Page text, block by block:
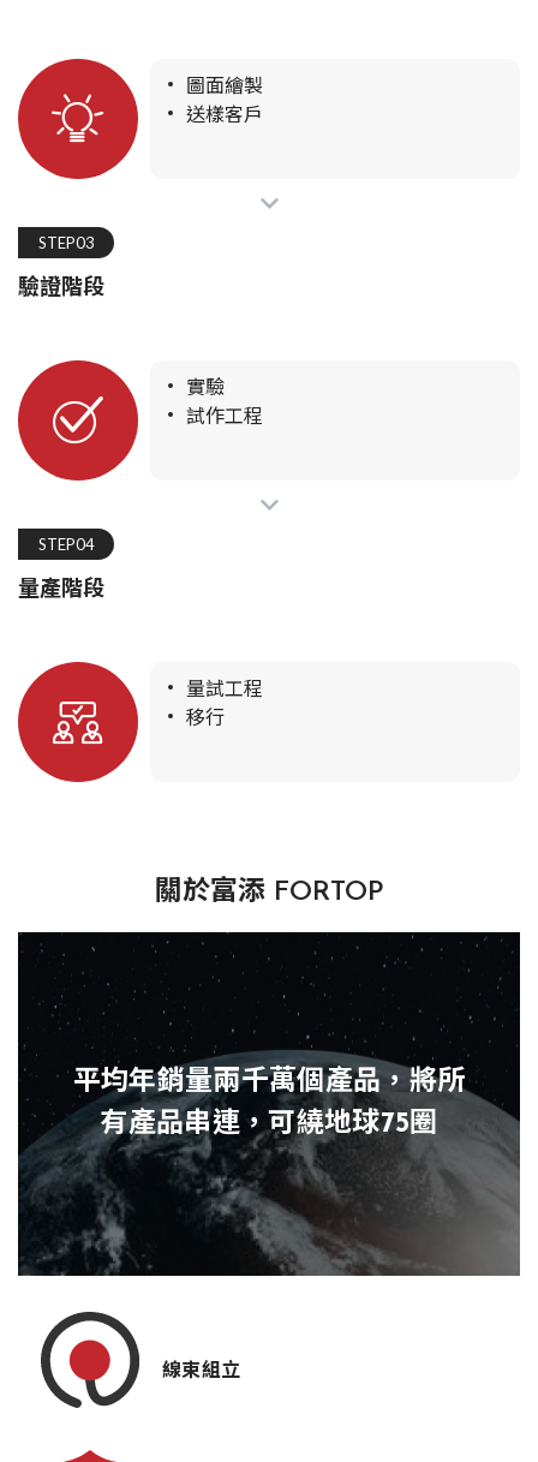
圖面繪製
送樣客戶
STEP03
驗證階段
實驗
試作工程
STEP04
量產階段
量試工程
移行
關於富添 FORTOP
平均年銷量兩千萬個產品，將所
有產品串連，可繞地球75圈
線束組立